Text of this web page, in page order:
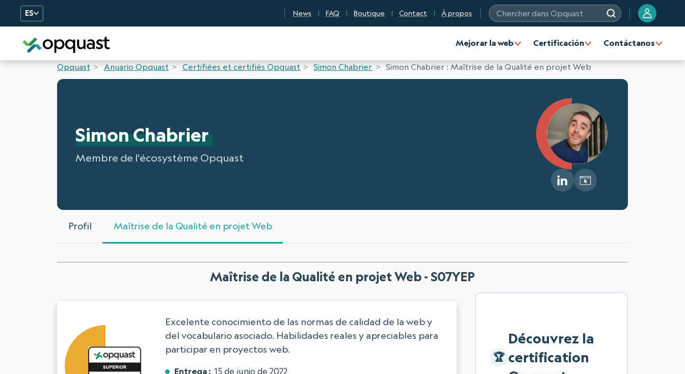
ES News FAQ Boutique Contact À propos
Chercher dans Opquast
Mejorar la web Certificación Contáctanos
Opquast Anuario Opquast Certifiées et certifiés Opquast Simon Chabrier Simon Chabrier : Maîtrise de la Qualité en projet Web
Simon Chabrier
Membre de l'écosystème Opquast
Profil Maîtrise de la Qualité en projet Web
Maîtrise de la Qualité en projet Web - S07YEP
Découvrez la
certification
Excelente conocimiento de las normas de calidad de la web y
del vocabulario asociado. Habilidades reales y apreciables para
participar en proyectos web.
Entrega
15 de junio de 2022